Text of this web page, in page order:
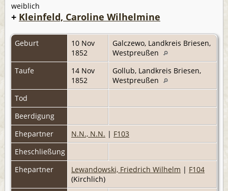
weiblich
+ Kleinfeld, Caroline Wilhelmine
Geburt
10 Nov
1852
Galczewo, Landkreis Briesen,
Westpreußen
Taufe
14 Nov
1852
Gollub, Landkreis Briesen,
Westpreußen
Tod
Beerdigung
Ehepartner
N.N., N.N. | F103
Eheschließung
Ehepartner
Lewandowski, Friedrich Wilhelm | F104
(Kirchlich)